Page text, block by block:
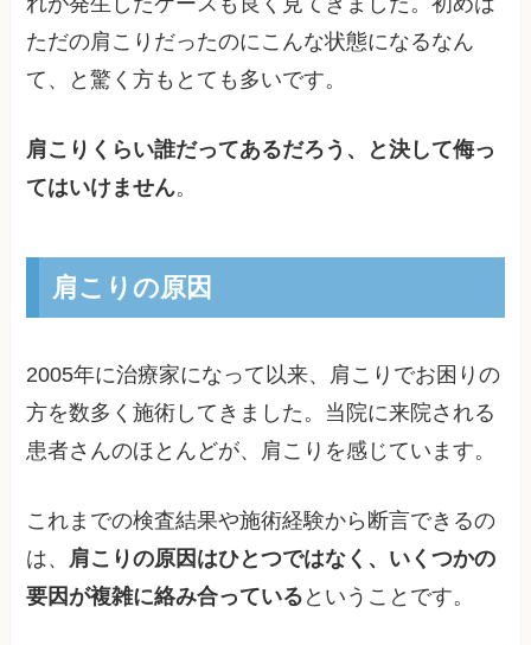
ただの肩こりだったのにこんな状態になるなん
て、と驚く方もとても多いです。
肩こりくらい誰だってあるだろう、と決して侮っ
てはいけません。
肩こりの原因
2005年に治療家になって以来、肩こりでお困りの
方を数多く施術してきました。当院に来院される
患者さんのほとんどが、肩こりを感じています。
これまでの検査結果や施術経験から断言できるの
は、 肩こりの原因はひとつではなく、いくつかの
要因が複雑に絡み合っている ということです。